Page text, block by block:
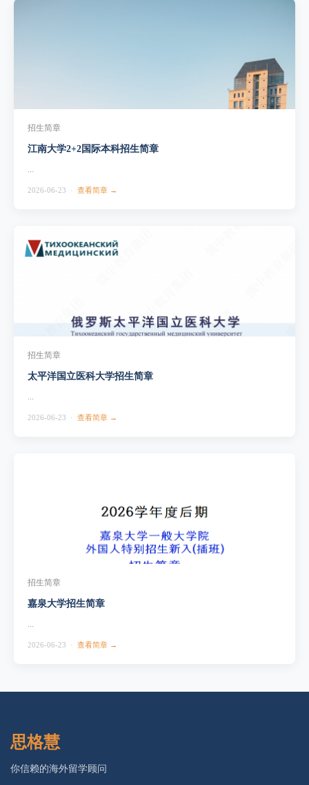
招生简章
江南大学2+2国际本科招生简章
...
2026-06-23 · 查看简章 →
招生简章
太平洋国立医科大学招生简章
...
2026-06-23 · 查看简章 →
招生简章
嘉泉大学招生简章
...
2026-06-23 · 查看简章 →
思格慧
你信赖的海外留学顾问